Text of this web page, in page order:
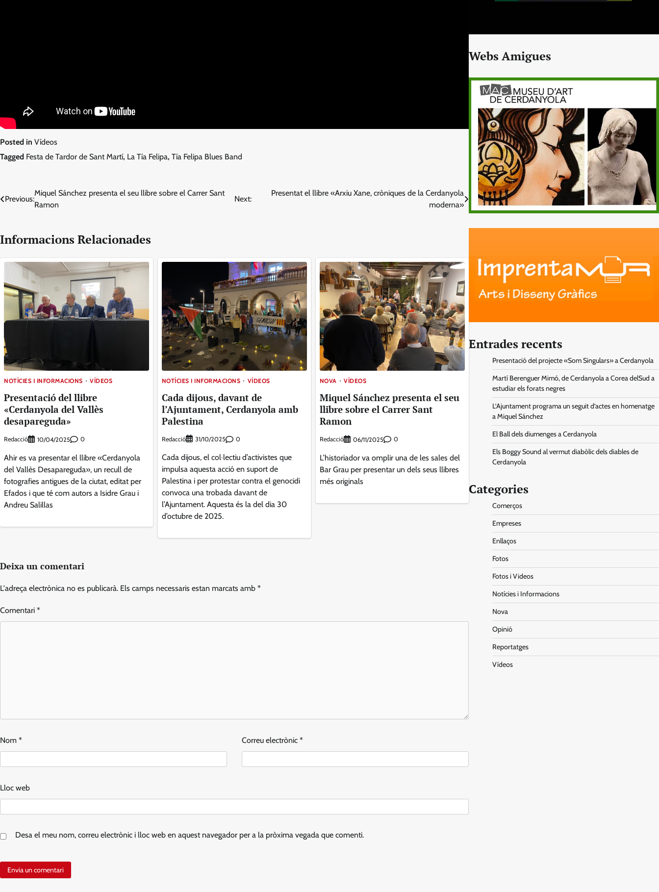
Posted in Vídeos
Tagged Festa de Tardor de Sant Martí, La Tía Felipa, Tía Felipa Blues Band
Navegació
Previous:
Miquel Sánchez presenta el seu llibre sobre el Carrer Sant
Ramon
Next:
Presentat el llibre «Arxiu Xane, cròniques de la Cerdanyola
moderna»
Informacions Relacionades
NOTÍCIES I INFORMACIONS VÍDEOS
Presentació del llibre
«Cerdanyola del Vallès
desapareguda»
Redacció 10/04/2025 0
Ahir es va presentar el llibre «Cerdanyola
del Vallès Desapareguda», un recull de
fotografies antigues de la ciutat, editat per
Efados i que té com autors a Isidre Grau i
Andreu Salillas
NOTÍCIES I INFORMACIONS VÍDEOS
Cada dijous, davant de
l’Ajuntament, Cerdanyola amb
Palestina
Redacció 31/10/2025 0
Cada dijous, el col·lectiu d’activistes que
impulsa aquesta acció en suport de
Palestina i per protestar contra el genocidi
convoca una trobada davant de
l’Ajuntament. Aquesta és la del dia 30
d’octubre de 2025.
NOVA VÍDEOS
Miquel Sánchez presenta el seu
llibre sobre el Carrer Sant
Ramon
Redacció 06/11/2025 0
L’historiador va omplir una de les sales del
Bar Grau per presentar un dels seus llibres
més originals
Deixa un comentari
L'adreça electrònica no es publicarà. Els camps necessaris estan marcats amb *
Comentari *
Nom * Correu electrònic *
Lloc web
Desa el meu nom, correu electrònic i lloc web en aquest navegador per a la pròxima vegada que comenti.
Webs Amigues
Entrades recents
Presentació del projecte «Som Singulars» a Cerdanyola
Martí Berenguer Mimó, de Cerdanyola a Corea delSud a
estudiar els forats negres
L’Ajuntament programa un seguit d’actes en homenatge
a Miquel Sánchez
El Ball dels diumenges a Cerdanyola
Els Boggy Sound al vermut diabòlic dels diables de
Cerdanyola
Categories
Comerços
Empreses
Enllaços
Fotos
Fotos i Videos
Notícies i Informacions
Nova
Opinió
Reportatges
Vídeos